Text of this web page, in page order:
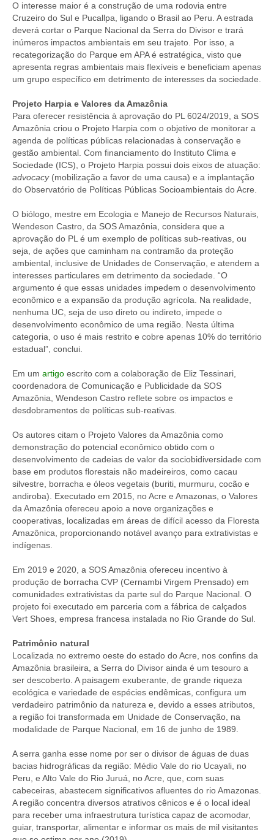
O interesse maior é a construção de uma rodovia entre
Cruzeiro do Sul e Pucallpa, ligando o Brasil ao Peru. A estrada
deverá cortar o Parque Nacional da Serra do Divisor e trará
inúmeros impactos ambientais em seu trajeto. Por isso, a
recategorização do Parque em APA é estratégica, visto que
apresenta regras ambientais mais flexíveis e beneficiam apenas
um grupo específico em detrimento de interesses da sociedade.
Projeto Harpia e Valores da Amazônia
Para oferecer resistência à aprovação do PL 6024/2019, a SOS
Amazônia criou o Projeto Harpia com o objetivo de monitorar a
agenda de políticas públicas relacionadas à conservação e
gestão ambiental. Com financiamento do Instituto Clima e
Sociedade (ICS), o Projeto Harpia possui dois eixos de atuação:
advocacy(mobilização a favor de uma causa) e a implantação
do Observatório de Políticas Públicas Socioambientais do Acre.
O biólogo, mestre em Ecologia e Manejo de Recursos Naturais,
Wendeson Castro, da SOS Amazônia, considera que a
aprovação do PL é um exemplo de políticas sub-reativas, ou
seja, de ações que caminham na contramão da proteção
ambiental, inclusive de Unidades de Conservação, e atendem a
interesses particulares em detrimento da sociedade. “O
argumento é que essas unidades impedem o desenvolvimento
econômico e a expansão da produção agrícola. Na realidade,
nenhuma UC, seja de uso direto ou indireto, impede o
desenvolvimento econômico de uma região. Nesta última
categoria, o uso é mais restrito e cobre apenas 10% do território
estadual”, conclui.
Em um artigo escrito com a colaboração de Eliz Tessinari,
coordenadora de Comunicação e Publicidade da SOS
Amazônia, Wendeson Castro reflete sobre os impactos e
desdobramentos de políticas sub-reativas.
Os autores citam o Projeto Valores da Amazônia como
demonstração do potencial econômico obtido com o
desenvolvimento de cadeias de valor da sociobidiversidade com
base em produtos florestais não madeireiros, como cacau
silvestre, borracha e óleos vegetais (buriti, murmuru, cocão e
andiroba). Executado em 2015, no Acre e Amazonas, o Valores
da Amazônia ofereceu apoio a nove organizações e
cooperativas, localizadas em áreas de difícil acesso da Floresta
Amazônica, proporcionando notável avanço para extrativistas e
indígenas.
Em 2019 e 2020, a SOS Amazônia ofereceu incentivo à
produção de borracha CVP (Cernambi Virgem Prensado) em
comunidades extrativistas da parte sul do Parque Nacional. O
projeto foi executado em parceria com a fábrica de calçados
Vert Shoes, empresa francesa instalada no Rio Grande do Sul.
Patrimônio natural
Localizada no extremo oeste do estado do Acre, nos confins da
Amazônia brasileira, a Serra do Divisor ainda é um tesouro a
ser descoberto. A paisagem exuberante, de grande riqueza
ecológica e variedade de espécies endêmicas, configura um
verdadeiro patrimônio da natureza e, devido a esses atributos,
a região foi transformada em Unidade de Conservação, na
modalidade de Parque Nacional, em 16 de junho de 1989.
A serra ganha esse nome por ser o divisor de águas de duas
bacias hidrográficas da região: Médio Vale do rio Ucayali, no
Peru, e Alto Vale do Rio Juruá, no Acre, que, com suas
cabeceiras, abastecem significativos afluentes do rio Amazonas.
A região concentra diversos atrativos cênicos e é o local ideal
para receber uma infraestrutura turística capaz de acomodar,
guiar, transportar, alimentar e informar os mais de mil visitantes